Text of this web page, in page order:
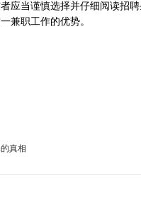
应当谨慎选择并仔细阅读招
兼职工作的优势。
真相